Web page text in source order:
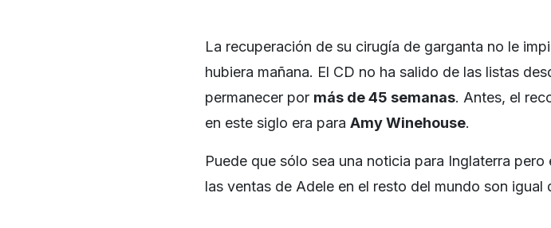
La recuperación de su cirugía de garganta no le
hubiera mañana. El CD no ha salido de las listas
permanecer por más de 45 semanas. Antes, el
en este siglo era para Amy Winehouse.
Puede que sólo sea una noticia para Inglaterra
las ventas de Adele en el resto del mundo son igual